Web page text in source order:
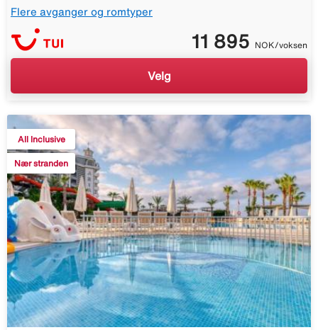
Flere avganger og romtyper
11 895 NOK/voksen
Velg
All Inclusive
Nær stranden